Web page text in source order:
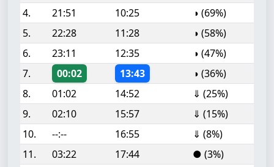
4.
21:51 10:25
◑ (69%)
5.
22:28 11:28
◑ (58%)
6.
23:11 12:35
◑ (47%)
7.
00:02 13:43
◑ (36%)
8.
01:02 14:52
⇓ (25%)
9.
02:10 15:57
⇓ (15%)
10.
--:-- 16:55
⇓ (8%)
11.
03:22 17:44
● (3%)